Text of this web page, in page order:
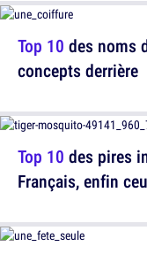
Top 10 des noms
concepts derrière
Top 10 des pires
Français, enfin